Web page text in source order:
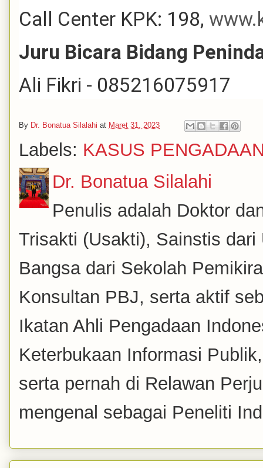
Call Center KPK: 198,
Juru Bicara Bidang
Ali Fikri - 085216075917
By Dr. Bonatua Silalahi at Maret 31, 2023
Labels: KASUS
Dr. Bonatua Silalahi
Penulis adalah Doktor
Trisakti (Usakti), Sainstis
Bangsa dari Sekolah
Konsultan PBJ, serta aktif
Ikatan Ahli Pengadaan
Keterbukaan Informasi
serta pernah di Relawan
mengenal sebagai Peneliti